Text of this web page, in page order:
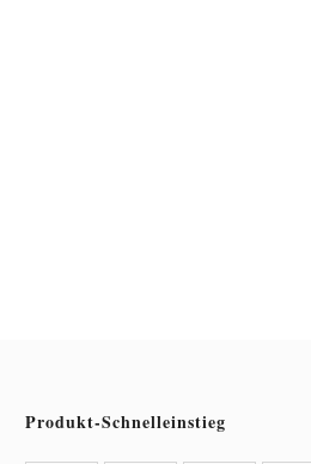
Produkt-Schnelleinstieg